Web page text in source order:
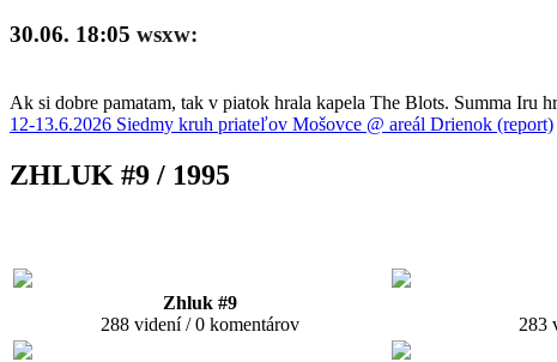
30.06. 18:05 wsxw:
Ak si dobre pamatam, tak v piatok hrala kapela The Blots. Summa Iru
12-13.6.2026 Siedmy kruh priateľov Mošovce @ areál Drienok (report)
ZHLUK #9 / 1995
Zhluk #9
288 videní / 0 komentárov
283